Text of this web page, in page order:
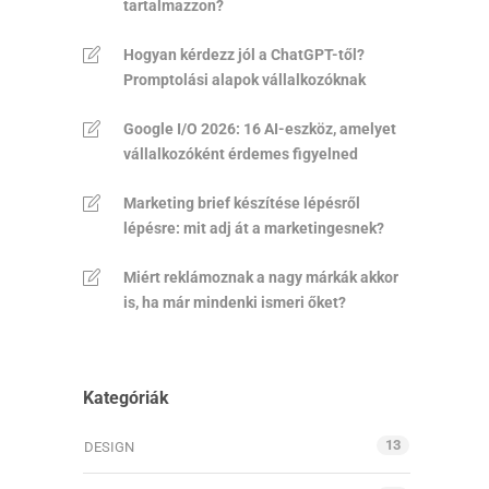
tartalmazzon?
Hogyan kérdezz jól a ChatGPT-től?
Promptolási alapok vállalkozóknak
Google I/O 2026: 16 AI-eszköz, amelyet
vállalkozóként érdemes figyelned
Marketing brief készítése lépésről
lépésre: mit adj át a marketingesnek?
Miért reklámoznak a nagy márkák akkor
is, ha már mindenki ismeri őket?
Kategóriák
DESIGN 13